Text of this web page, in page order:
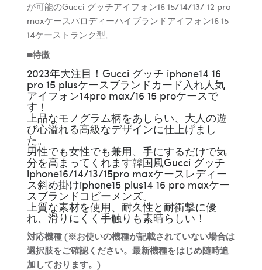
が可能のGucci グッチアイフォン16 15/14/13/ 12 pro
maxケースパロディーハイブランドアイフォン16 15
14ケーストランク型。
■特徴
2023年大注目！Gucci グッチ iphone14 16
pro 15 plusケースブランドカード入れ人気
アイフォン14pro max/16 15 proケースで
す！
上品なモノグラム柄をあしらい、大人の遊
び心溢れる高級なデザインに仕上げまし
た。
男性でも女性でも兼用、手にするだけで気
分を高まってくれます韓国風Gucci グッチ
iphone16/14/13/15pro maxケースレディー
ス斜め掛けiphone15 plus14 16 pro maxケー
スブランドコピーメンズ。
上質な素材を使用、耐久性と耐衝撃に優
れ、滑りにくく手触りも素晴らしい！
対応機種 (※お使いの機種が記載されていない場合は
選択肢をご確認ください。最新機種をはじめ随時追
加しております。)